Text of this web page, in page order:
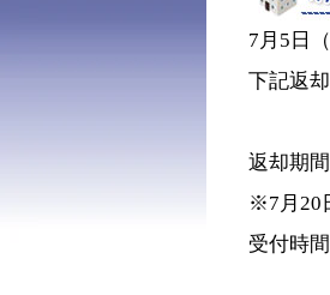
7月5日
下記返
返却期
※7月20
受付時